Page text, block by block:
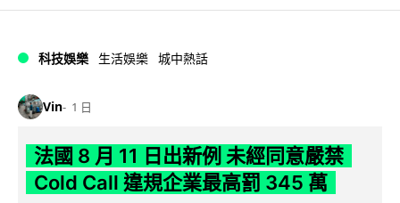
科技娛樂 生活娛樂 城中熱話
Vin 1 日
法國 8 月 11 日出新例 未經同意嚴禁
Cold Call 違規企業最高罰 345 萬